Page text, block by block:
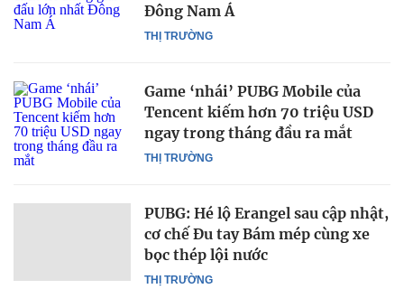
THỊ TRƯỜNG
Đông Nam Á
THỊ TRƯỜNG
Game ‘nhái’ PUBG Mobile của
Tencent kiếm hơn 70 triệu USD
ngay trong tháng đầu ra mắt
THỊ TRƯỜNG
PUBG: Hé lộ Erangel sau cập nhật,
cơ chế Đu tay Bám mép cùng xe
bọc thép lội nước